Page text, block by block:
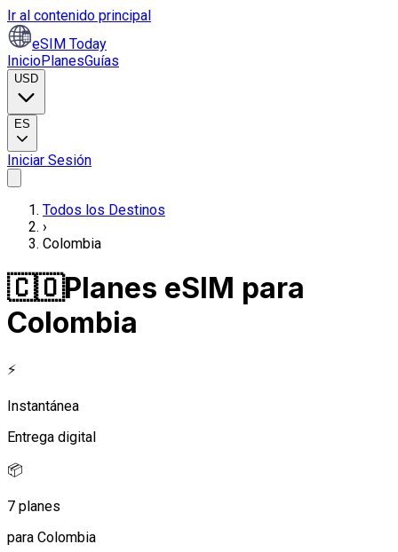
Ir al contenido principal
eSIM Today
InicioPlanesGuías
USD
ES
Iniciar Sesión
Todos los Destinos
›
Colombia
🇨🇴Planes eSIM para
Colombia
⚡
Instantánea
Entrega digital
📦
7 planes
para Colombia